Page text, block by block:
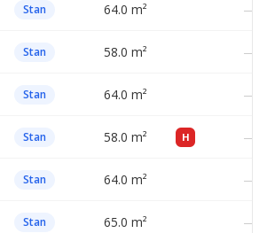
Stan 64.0 m² —
Stan 58.0 m² —
Stan 64.0 m² —
Stan 58.0 m² H —
Stan 64.0 m² —
Stan 65.0 m² —